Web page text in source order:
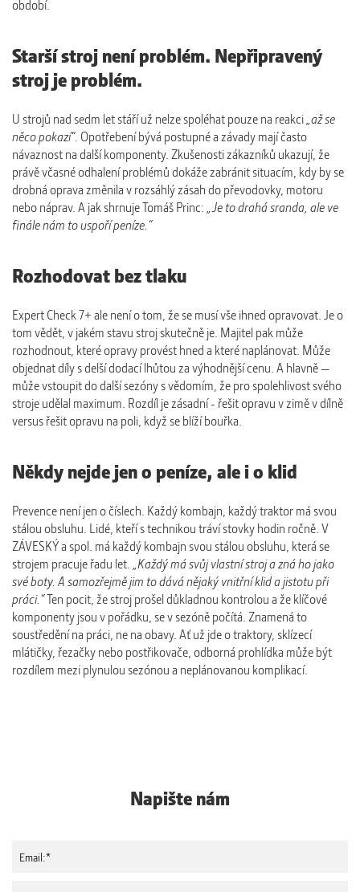
období.
Starší stroj není problém. Nepřipravený
stroj je problém.
U strojů nad sedm let stáří už nelze spoléhat pouze na reakci„až se
něco pokazí“. Opotřebení bývá postupné a závady mají často
návaznost na další komponenty. Zkušenosti zákazníků ukazují, že
právě včasné odhalení problémů dokáže zabránit situacím, kdy by se
drobná oprava změnila v rozsáhlý zásah do převodovky, motoru
nebo náprav. A jak shrnuje Tomáš Princ: „Je to drahá sranda, ale ve
finále nám to uspoří peníze.“
Rozhodovat bez tlaku
Expert Check 7+ ale není o tom, že se musí vše ihned opravovat. Je o
tom vědět, v jakém stavu stroj skutečně je. Majitel pak může
rozhodnout, které opravy provést hned a které naplánovat. Může
objednat díly s delší dodací lhůtou za výhodnější cenu. A hlavně —
může vstoupit do další sezóny s vědomím, že pro spolehlivost svého
stroje udělal maximum. Rozdíl je zásadní - řešit opravu v zimě v dílně
versus řešit opravu na poli, když se blíží bouřka.
Někdy nejde jen o peníze, ale i o klid
Prevence není jen o číslech. Každý kombajn, každý traktor má svou
stálou obsluhu. Lidé, kteří s technikou tráví stovky hodin ročně. V
ZÁVESKÝ a spol. má každý kombajn svou stálou obsluhu, která se
strojem pracuje řadu let. „Každý má svůj vlastní stroj a zná ho jako
své boty. A samozřejmě jim to dává nějaký vnitřní klid a jistotu při
práci.“Ten pocit, že stroj prošel důkladnou kontrolou a že klíčové
komponenty jsou v pořádku, se v sezóně počítá. Znamená to
soustředění na práci, ne na obavy. Ať už jde o traktory, sklízecí
mlátičky, řezačky nebo postřikovače, odborná prohlídka může být
rozdílem mezi plynulou sezónou a neplánovanou komplikací.
Napište nám